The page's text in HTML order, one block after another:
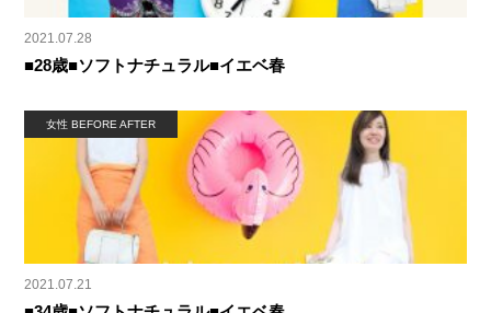
2021.07.28
■28歳■ソフトナチュラル■イエベ春
女性 BEFORE AFTER
2021.07.21